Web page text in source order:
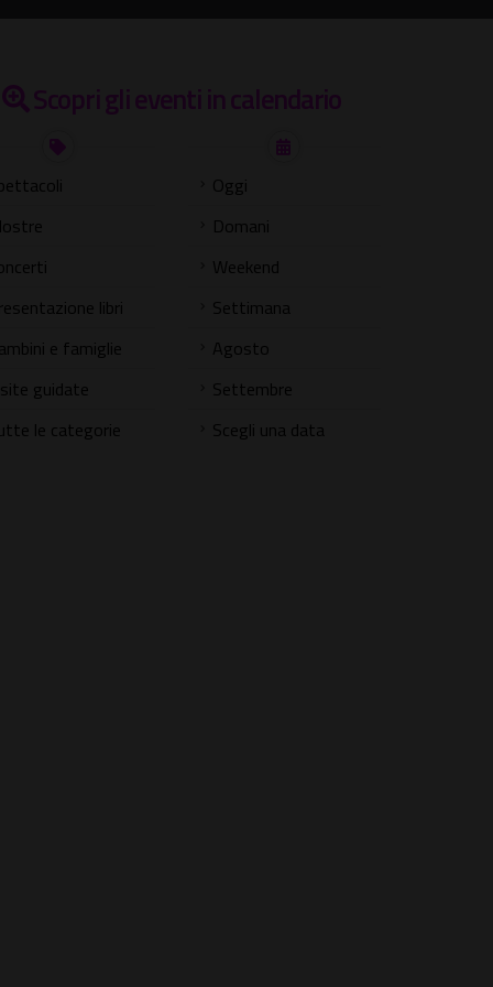
Scopri gli eventi in calendario
libri
e famiglie
guidate
le categorie
Oggi
Domani
Weekend
Settimana
Agosto
Settembre
Scegli una data